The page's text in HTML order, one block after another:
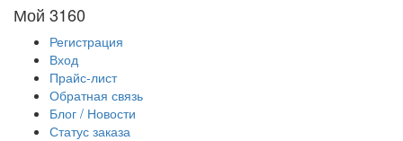
Мой 3160
Регистрация
Вход
Прайс-лист
Обратная связь
Блог / Новости
Статус заказа